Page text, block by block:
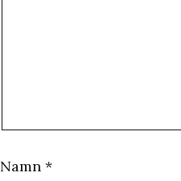
Namn *